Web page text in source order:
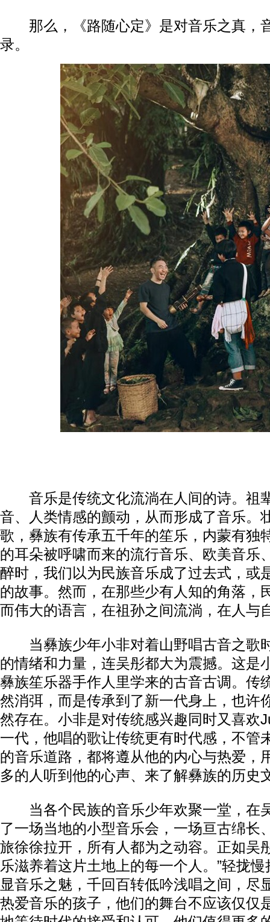
那么，《路随心定》是对音乐之真，
录。
音乐是传统文化流淌在人间的诗。祖
音、人类情感的颤动，从而形成了音乐。
歌，彝族有传承五千年的笙乐，内蒙有
的耳朵被呼啸而来的流行音乐、欧美音乐
醉时，我们以为民族音乐成了过去式，或
的故事。然而，在那些少有人知的角落，
而伟大的语言，在祖孙之间流淌，在人与
当彝族少年小非对着山野唱古音之歌
的情绪和力量，连吴彤都大为震撼。这
彝族笙乐器手作人里学来的古音古调。传
然消弭，而是传承到了新一代身上，也许
然存在。小非是对传统感兴趣同时又喜欢
一代，他唱的歌让传统更有时代感，不管
的音乐道路，都将遵从他的内心与热爱，
多的人听到他的心声、来了解彝族的历史
当各个民族的音乐少年欢聚一堂，在
了一场当地的小型音乐会，一场亘古绵长
旅徐徐拉开，所有人都为之动容。正如吴
乐滋养着这片土地上的每一个人。”轻拢
显音乐之魅，千回百转低吟浅唱之间，尽
热爱音乐的孩子，他们的舞台不应该仅仅